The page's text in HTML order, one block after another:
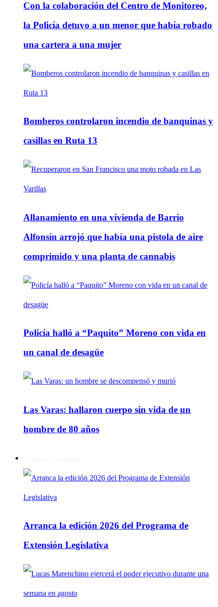
Con la colaboración del Centro de Monitoreo,
la Policía detuvo a un menor que había robado
una cartera a una mujer
Bomberos controlaron incendio de banquinas y
casillas en Ruta 13
Allanamiento en una vivienda de Barrio
Alfonsín arrojó que había una pistola de aire
comprimido y una planta de cannabis
Policía halló a “Paquito” Moreno con vida en
un canal de desagüe
Las Varas: hallaron cuerpo sin vida de un
hombre de 80 años
Arranca la edición 2026 del Programa de
Extensión Legislativa